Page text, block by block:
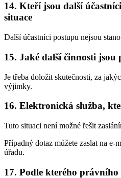
14. Kteří jsou další
situace
Další účastníci postupu nejsou
15. Jaké další činnosti jsou
Je třeba doložit skutečnosti, za
výjimky.
16. Elektronická služba,
Tuto situaci není možné řešit
Případný dotaz můžete zaslat na e-
úřadu.
17. Podle kterého